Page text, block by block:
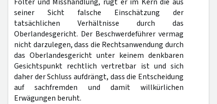
seiner Sicht falsche Einschätzung der
tatsächlichen Verhältnisse durch das
Oberlandesgericht. Der Beschwerdeführer vermag
nicht darzulegen, dass die Rechtsanwendung durch
das Oberlandesgericht unter keinem denkbaren
Gesichtspunkt rechtlich vertretbar ist und sich
daher der Schluss aufdrängt, dass die Entscheidung
auf sachfremden und damit willkürlichen
Erwägungen beruht.